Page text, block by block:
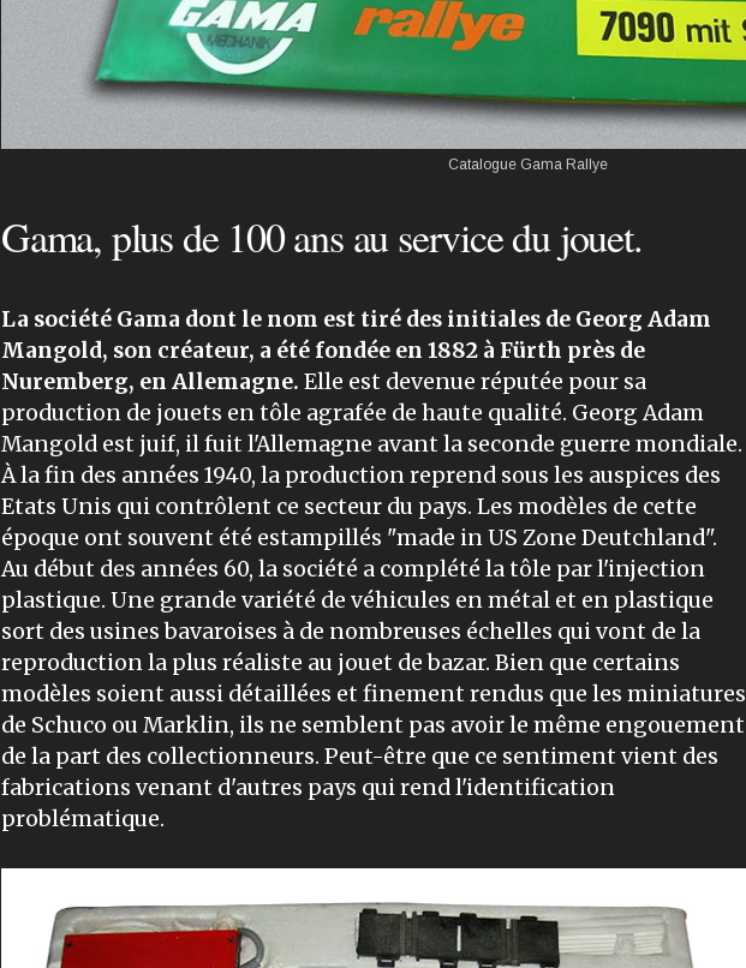
Catalogue Gama Rallye
Gama, plus de 100 ans au service du jouet.
La société Gama dont le nom est tiré des initiales de Georg Adam
Mangold, son créateur, a été fondée en 1882 à Fürth près de
Nuremberg, en Allemagne. Elle est devenue réputée pour sa
production de jouets en tôle agrafée de haute qualité. Georg Adam
Mangold est juif, il fuit l'Allemagne avant la seconde guerre mondiale.
À la fin des années 1940, la production reprend sous les auspices des
Etats Unis qui contrôlent ce secteur du pays. Les modèles de cette
époque ont souvent été estampillés "made in US Zone Deutchland".
Au début des années 60, la société a complété la tôle par l'injection
plastique. Une grande variété de véhicules en métal et en plastique
sort des usines bavaroises à de nombreuses échelles qui vont de la
reproduction la plus réaliste au jouet de bazar. Bien que certains
modèles soient aussi détaillées et finement rendus que les miniatures
de Schuco ou Marklin, ils ne semblent pas avoir le même engouement
de la part des collectionneurs. Peut-être que ce sentiment vient des
fabrications venant d'autres pays qui rend l'identification
problématique.